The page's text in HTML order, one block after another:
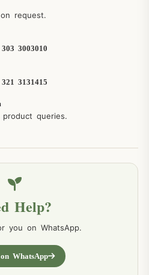
request.
3003010
3131415
queries.
Help?
you on WhatsApp.
WhatsApp